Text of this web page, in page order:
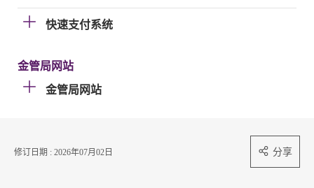
快速支付系统
金管局网站
金管局网站
修订日期 : 2026年07月02日 分享